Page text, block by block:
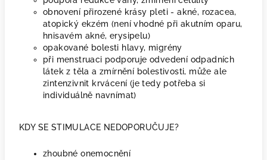
obnovení přirozené krásy pleti - akné, rozacea,
atopický ekzém (není vhodné při akutním oparu,
hnisavém akné, erysipelu)
opakované bolesti hlavy, migrény
při menstruaci podporuje odvedení odpadních
látek z těla a zmírnění bolestivosti, může ale
zintenzivnit krvácení (je tedy potřeba si
individuálně navnímat)
KDY SE STIMULACE NEDOPORUČUJE?
zhoubné onemocnění